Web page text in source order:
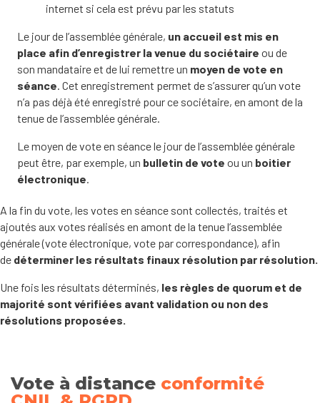
internet si cela est prévu par les statuts
Le jour de l’assemblée générale, un accueil est mis en
place afin d’enregistrer la venue du sociétaire ou de
son mandataire et de lui remettre un moyen de vote en
séance . Cet enregistrement permet de s’assurer qu’un vote
n’a pas déjà été enregistré pour ce sociétaire, en amont de la
tenue de l’assemblée générale.
Le moyen de vote en séance le jour de l’assemblée générale
peut être, par exemple, un bulletin de vote ou un boitier
électronique
A la fin du vote, les votes en séance sont collectés, traités et
ajoutés aux votes réalisés en amont de la tenue l’assemblée
générale (vote électronique, vote par correspondance), afin
de déterminer les résultats finaux résolution par résolution.
Une fois les résultats déterminés, les règles de quorum et de
majorité sont vérifiées avant validation ou non des
résolutions proposées.
Vote à distance conformité